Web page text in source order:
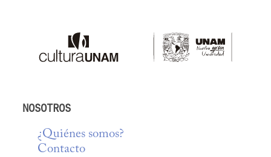
NOSOTROS
¿Quiénes somos?
Contacto